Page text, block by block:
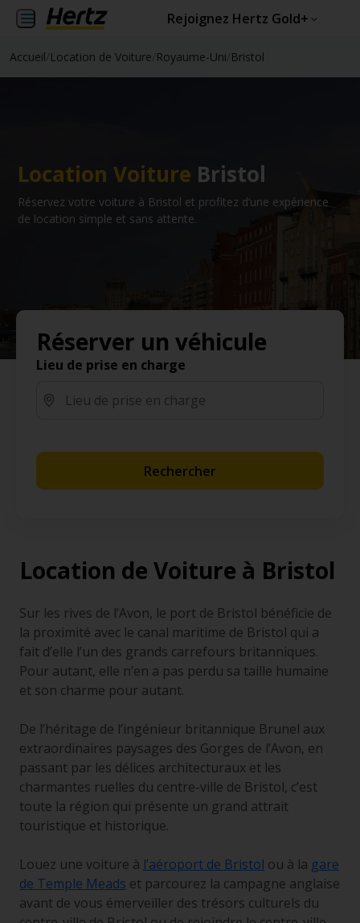
Rejoignez Hertz Gold+
Accueil Location de Voiture Royaume-Uni Bristol
Location Voiture Bristol
Réservez votre voiture à Bristol et profitez d’une expérience
de location simple et sans attente.
Réserver un véhicule
Lieu de prise en charge
Rechercher
Location de Voiture à Bristol
Sur les rives de l’Avon, le port de Bristol bénéficie de
la proximité avec le canal maritime de Bristol qui a
fait d’elle l’un des grands carrefours britanniques.
Pour autant, elle n’en a pas perdu sa taille humaine
et son charme pour autant.
De l’héritage de l’ingénieur britannique Brunel aux
extraordinaires paysages des Gorges de l’Avon, en
passant par les délices architecturaux et les
charmantes ruelles du centre-ville de Bristol, c’est
toute la région qui présente un grand attrait
touristique et historique.
Louez une voiture à l’aéroport de Bristol ou à la gare
de Temple Meads et parcourez la campagne anglaise
avant de vous émerveiller des trésors culturels du